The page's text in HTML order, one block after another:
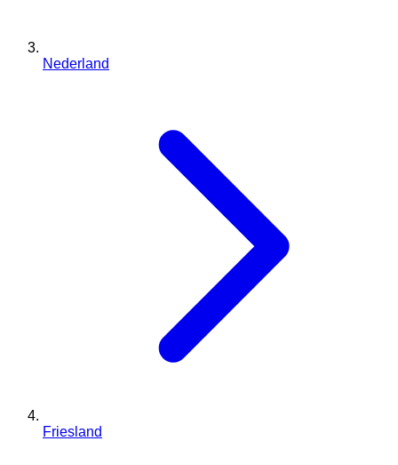
Nederland
Friesland